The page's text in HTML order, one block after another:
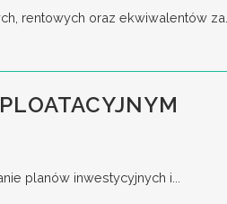
rentowych oraz ekwiwalentów za...
planów inwestycyjnych i...